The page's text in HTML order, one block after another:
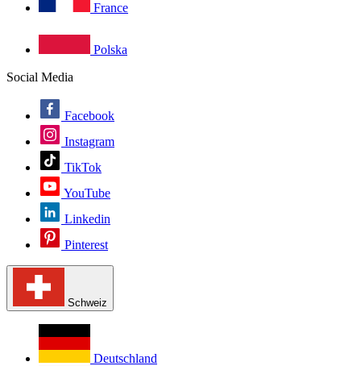
France
Polska
Social Media
Facebook
Instagram
TikTok
YouTube
Linkedin
Pinterest
Schweiz
Deutschland